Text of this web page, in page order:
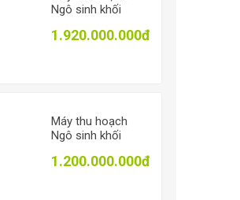
Ngô sinh khối
gặt thức ăn tươi
1.920.000.000đ
Máy thu hoạch
Ngô sinh khối
thân băm hạt ủ
1.200.000.000đ